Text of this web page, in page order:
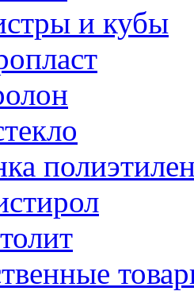
и кубы